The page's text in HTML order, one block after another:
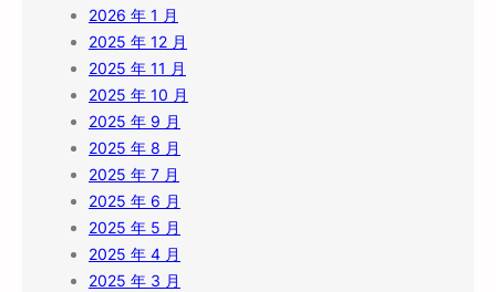
2026 年 1 月
2025 年 12 月
2025 年 11 月
2025 年 10 月
2025 年 9 月
2025 年 8 月
2025 年 7 月
2025 年 6 月
2025 年 5 月
2025 年 4 月
2025 年 3 月